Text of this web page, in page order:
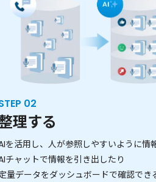
02
理する
を活用し、人が参照しやすいように情
チャットで情報を引き出したり
量データをダッシュボードで確認でき